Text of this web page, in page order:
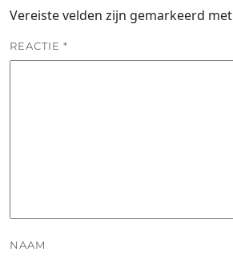
Vereiste velden zijn gemarkeerd met
REACTIE *
NAAM